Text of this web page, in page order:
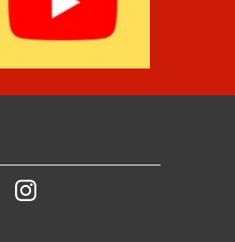
YoutubeInstagram